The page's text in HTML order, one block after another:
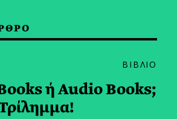
ΒΙΒΛΙΟ
ή Audio Books;